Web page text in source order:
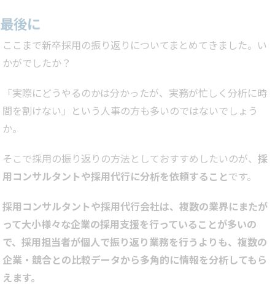
最後に
ここまで新卒採用の振り返りについてまとめてきました。い
かがでしたか？
「実際にどうやるのかは分かったが、実務が忙しく分析に時
間を割けない」という人事の方も多いのではないでしょう
か。
そこで採用の振り返りの方法としておすすめしたいのが、 採
用コンサルタントや採用代行に分析を依頼することです。
採用コンサルタントや採用代行会社は、複数の業界にまたが
って大小様々な企業の採用支援を行っていることが多いの
で、採用担当者が個人で振り返り業務を行うよりも、複数の
企業・競合との比較データから多角的に情報を分析してもら
えます。